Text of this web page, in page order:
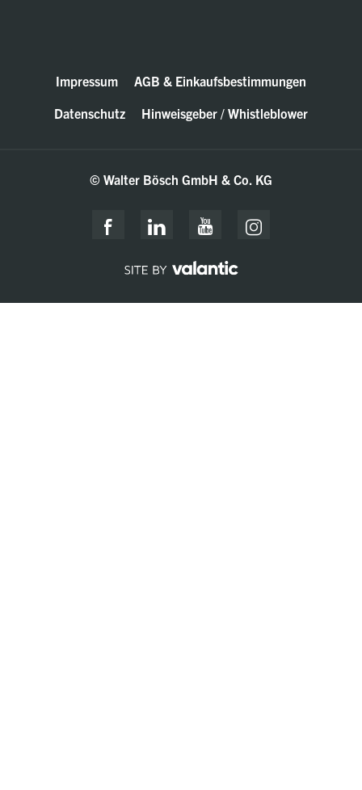
Impressum
AGB & Einkaufsbestimmungen
Datenschutz
Hinweisgeber / Whistleblower
© Walter Bösch GmbH & Co. KG